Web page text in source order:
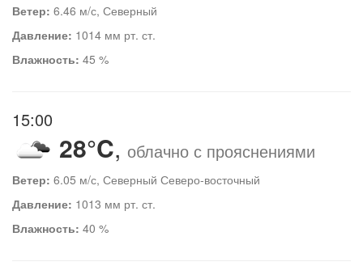
Ветер: 6.46 м/с, Северный
Давление: 1014 мм рт. ст.
Влажность: 45 %
15:00
28°C, облачно с прояснениями
Ветер: 6.05 м/с, Северный Северо-восточный
Давление: 1013 мм рт. ст.
Влажность: 40 %